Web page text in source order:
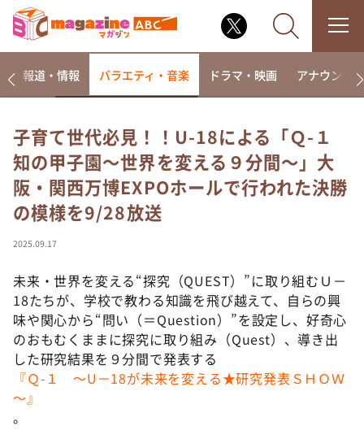
なるみ・岡村の過ぎるTV
相席食堂
これ余談なんですけど・・・
～人生密着トークバラエティ！～ やすとものいたっ
て真剣です
探偵！ナイトスクープ
news おかえり
河合＆A.B.C-Z塚田×福井アナ「なんでやねん！？」
（news おかえり）
DAIGOも台所 ～きょうの献立 何にする？～
報道・情報 バラエティ・音楽 ドラマ・映画 アナウンサー
子育て世代必見！！U-18による「Ｑ-１
知の甲子園～世界を変える９分間～」大
阪・関西万博EXPOホールで行われた決勝
の模様を9/28放送
2025.09.17
未来・世界を変える“探究（QUEST）”に取り組むＵ－
18たちが、学校で教わる知識を飛び越えて、自らの興
味や関心から“問い（＝Question）”を設定し、好奇心
のおもむくままに探究に取り組み（Quest）、導き出
した研究結果を９分間で発表する
『Ｑ-１ ～U－18が未来を変える★研究発表ＳＨＯＷ
～』
。